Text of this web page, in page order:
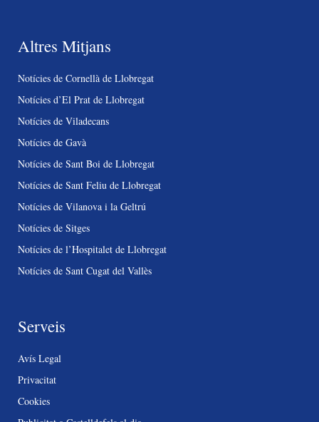
Altres Mitjans
Notícies de Cornellà de Llobregat
Notícies d’El Prat de Llobregat
Notícies de Viladecans
Notícies de Gavà
Notícies de Sant Boi de Llobregat
Notícies de Sant Feliu de Llobregat
Notícies de Vilanova i la Geltrú
Notícies de Sitges
Notícies de l’Hospitalet de Llobregat
Notícies de Sant Cugat del Vallès
Serveis
Avís Legal
Privacitat
Cookies